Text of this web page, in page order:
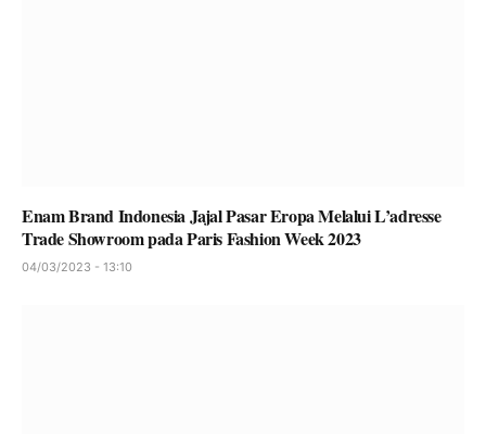
Enam Brand Indonesia Jajal Pasar Eropa Melalui L’adresse
Trade Showroom pada Paris Fashion Week 2023
04/03/2023 - 13:10